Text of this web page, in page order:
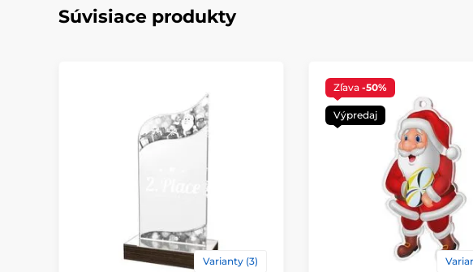
Súvisiace produkty
Varianty (3)
Zľava -50%
Výpredaj